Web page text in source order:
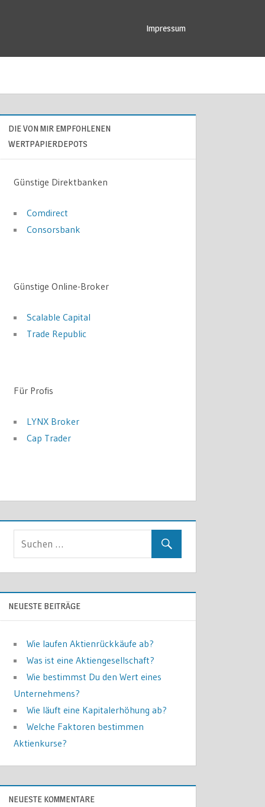
Impressum
DIE VON MIR EMPFOHLENEN
WERTPAPIERDEPOTS
Günstige Direktbanken
Comdirect
Consorsbank
Günstige Online-Broker
Scalable Capital
Trade Republic
Für Profis
LYNX Broker
Cap Trader
NEUESTE BEITRÄGE
Wie laufen Aktienrückkäufe ab?
Was ist eine Aktiengesellschaft?
Wie bestimmst Du den Wert eines
Unternehmens?
Wie läuft eine Kapitalerhöhung ab?
Welche Faktoren bestimmen
Aktienkurse?
NEUESTE KOMMENTARE